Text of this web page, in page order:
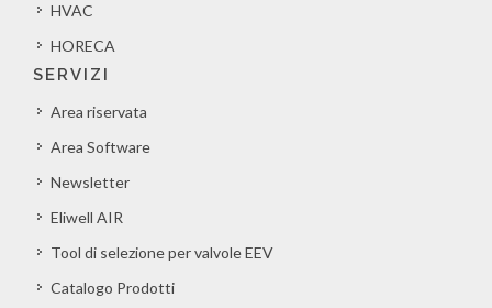
HVAC
HORECA
SERVIZI
Area riservata
Area Software
Newsletter
Eliwell AIR
Tool di selezione per valvole EEV
Catalogo Prodotti